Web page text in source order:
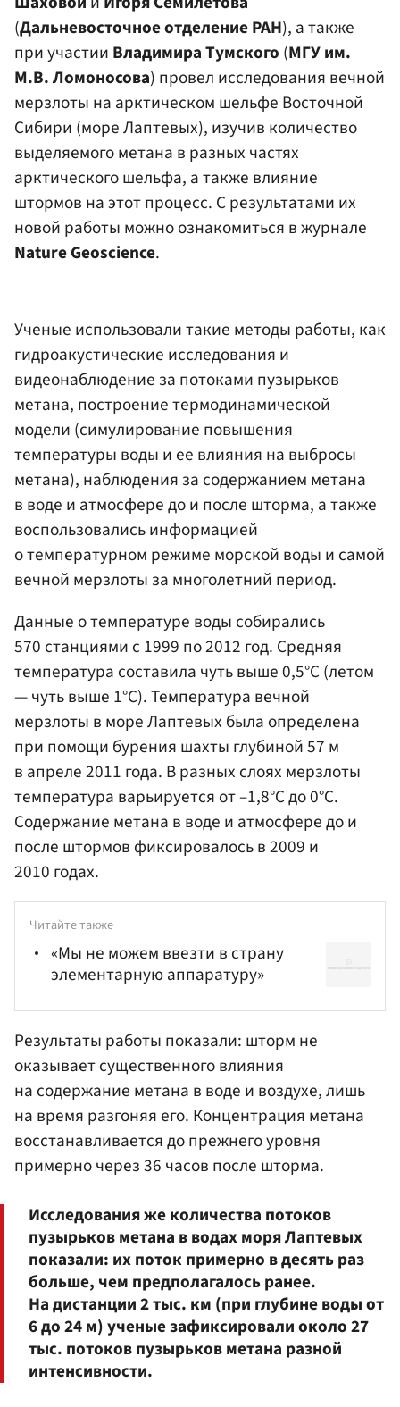
(Дальневосточное отделение РАН), а также
при участии Владимира Тумского (МГУ им.
М.В. Ломоносова) провел исследования вечной
мерзлоты на арктическом шельфе Восточной
Сибири (море Лаптевых), изучив количество
выделяемого метана в разных частях
арктического шельфа, а также влияние
штормов на этот процесс. С результатами их
новой работы можно ознакомиться в журнале
Nature Geoscience.
Ученые использовали такие методы работы, как
гидроакустические исследования и
видеонаблюдение за потоками пузырьков
метана, построение термодинамической
модели (симулирование повышения
температуры воды и ее влияния на выбросы
метана), наблюдения за содержанием метана
в воде и атмосфере до и после шторма, а также
воспользовались информацией
о температурном режиме морской воды и самой
вечной мерзлоты за многолетний период.
Данные о температуре воды собирались
570 станциями с 1999 по 2012 год. Средняя
температура составила чуть выше 0,5°C (летом
— чуть выше 1°C). Температура вечной
мерзлоты в море Лаптевых была определена
при помощи бурения шахты глубиной 57 м
в апреле 2011 года. В разных слоях мерзлоты
температура варьируется от –1,8°C до 0°C.
Содержание метана в воде и атмосфере до и
после штормов фиксировалось в 2009 и
2010 годах.
Читайте также
«Мы не можем ввезти в страну
элементарную аппаратуру»
Результаты работы показали: шторм не
оказывает существенного влияния
на содержание метана в воде и воздухе, лишь
на время разгоняя его. Концентрация метана
восстанавливается до прежнего уровня
примерно через 36 часов после шторма.
Исследования же количества потоков
пузырьков метана в водах моря Лаптевых
показали: их поток примерно в десять раз
больше, чем предполагалось ранее.
На дистанции 2 тыс. км (при глубине воды от
6 до 24 м) ученые зафиксировали около 27
тыс. потоков пузырьков метана разной
интенсивности.